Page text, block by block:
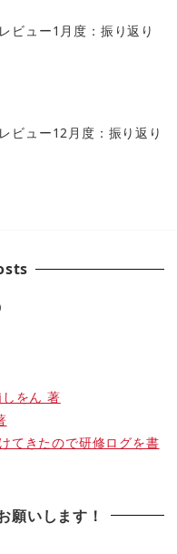
ビュー1月度：振り返り
ビュー12月度：振り返り
しをん 著
てきたので研修ログを書
願いします！